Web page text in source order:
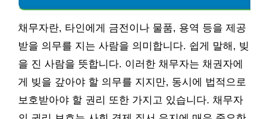
채무자란, 타인에게 금전이나 물품, 용역 등을 제공
받을 의무를 지는 사람을 의미합니다. 쉽게 말해, 빚
을 진 사람을 뜻합니다. 이러한 채무자는 채권자에
게 빚을 갚아야 할 의무를 지지만, 동시에 법적으로
보호받아야 할 권리 또한 가지고 있습니다. 채무자